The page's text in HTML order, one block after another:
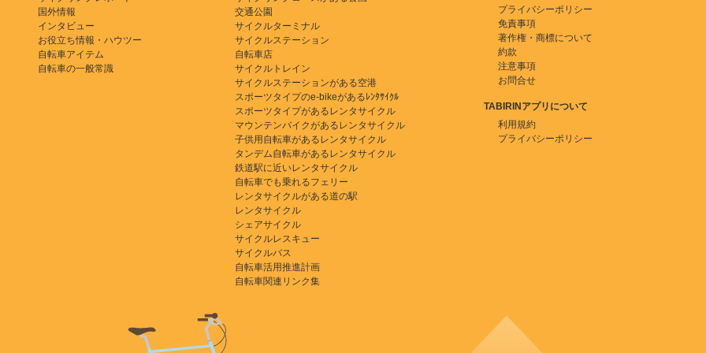
国外情報
インタビュー
お役立ち情報・ハウツー
自転車アイテム
自転車の一般常識
交通公園
サイクルターミナル
サイクルステーション
自転車店
サイクルトレイン
サイクルステーションがある空港
スポーツタイプのe-bikeがあるﾚﾝﾀｻｲｸﾙ
スポーツタイプがあるレンタサイクル
マウンテンバイクがあるレンタサイクル
子供用自転車があるレンタサイクル
タンデム自転車があるレンタサイクル
鉄道駅に近いレンタサイクル
自転車でも乗れるフェリー
レンタサイクルがある道の駅
レンタサイクル
シェアサイクル
サイクルレスキュー
サイクルバス
自転車活用推進計画
自転車関連リンク集
プライバシーポリシー
免責事項
著作権・商標について
約款
注意事項
お問合せ
TABIRINアプリについて
利用規約
プライバシーポリシー